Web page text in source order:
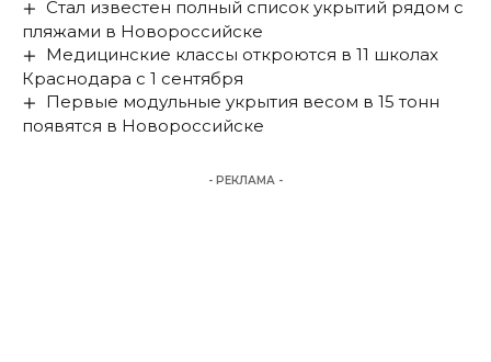
Стал известен полный список укрытий рядом с
пляжами в Новороссийске
Медицинские классы откроются в 11 школах
Краснодара с 1 сентября
Первые модульные укрытия весом в 15 тонн
появятся в Новороссийске
- РЕКЛАМА -